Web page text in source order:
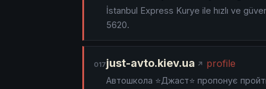
İstanbul Express Kurye ile hızlı ve
5620.
017just-avto.kiev.ua profile
Автошкола ⭐Джаст⭐ пропонує